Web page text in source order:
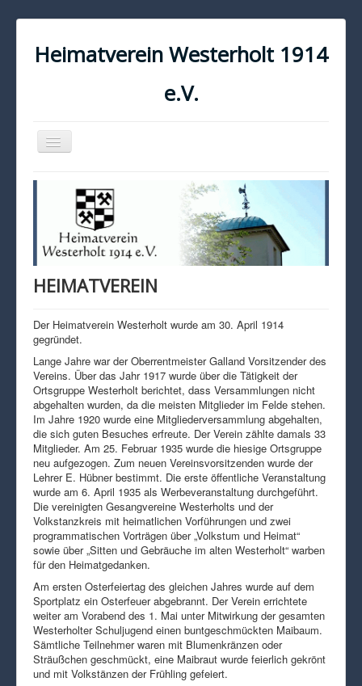
Heimatverein Westerholt 1914
e.V.
Navigation
an/aus
KONTAKT
IMPRESSUM
DATENSCHUTZ
HEIMATVEREIN
Der Heimatverein Westerholt wurde am 30. April 1914
gegründet.
Lange Jahre war der Oberrentmeister Galland Vorsitzender des
Vereins. Über das Jahr 1917 wurde über die Tätigkeit der
Ortsgruppe Westerholt berichtet, dass Versammlungen nicht
abgehalten wurden, da die meisten Mitglieder im Felde stehen.
Im Jahre 1920 wurde eine Mitgliederversammlung abgehalten,
die sich guten Besuches erfreute. Der Verein zählte damals 33
Mitglieder. Am 25. Februar 1935 wurde die hiesige Ortsgruppe
neu aufgezogen. Zum neuen Vereinsvorsitzenden wurde der
Lehrer E. Hübner bestimmt. Die erste öffentliche Veranstaltung
wurde am 6. April 1935 als Werbeveranstaltung durchgeführt.
Die vereinigten Gesangvereine Westerholts und der
Volkstanzkreis mit heimatlichen Vorführungen und zwei
programmatischen Vorträgen über „Volkstum und Heimat“
sowie über „Sitten und Gebräuche im alten Westerholt“ warben
für den Heimatgedanken.
Am ersten Osterfeiertag des gleichen Jahres wurde auf dem
Sportplatz ein Osterfeuer abgebrannt. Der Verein errichtete
weiter am Vorabend des 1. Mai unter Mitwirkung der gesamten
Westerholter Schuljugend einen buntgeschmückten Maibaum.
Sämtliche Teilnehmer waren mit Blumenkränzen oder
Sträußchen geschmückt, eine Maibraut wurde feierlich gekrönt
und mit Volkstänzen der Frühling gefeiert.